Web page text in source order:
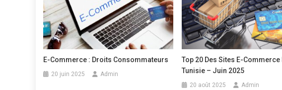
E-Commerce : Droits Consommateurs
20 juin 2025 Admin
Top 20 Des Sites E-Commerce
Tunisie – Juin 2025
20 août 2025 Admin